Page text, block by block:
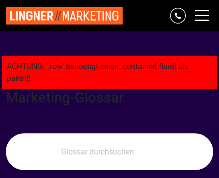
Classic
Agentur
Marketing-Glossar